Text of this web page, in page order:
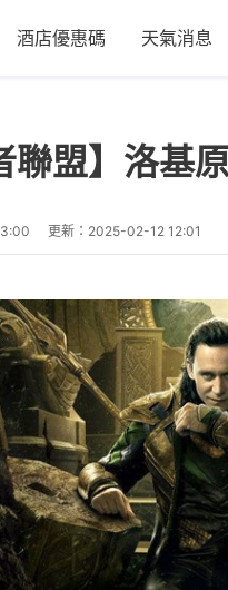
酒店優惠碼 天氣消息
聯盟】洛
更新： 2025-02-12 12:01